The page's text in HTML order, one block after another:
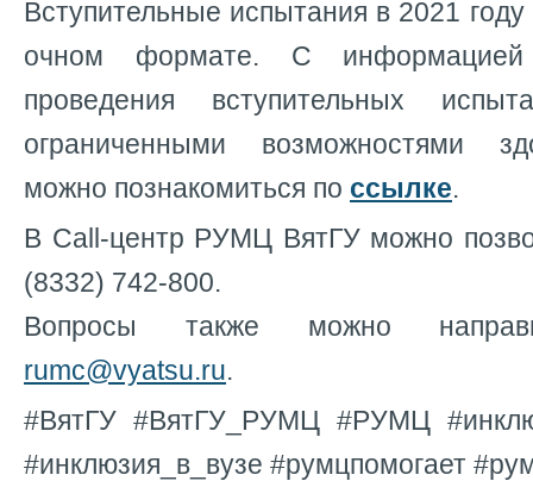
Вступительные испытания в 2021 году
очном формате. С информацией
проведения вступительных
ограниченными возможностями
можно познакомиться по ссылке.
В Cаll-центр РУМЦ ВятГУ можно
(8332) 742-800.
Вопросы также можно
rumc@vyatsu.ru.
#ВятГУ #ВятГУ_РУМЦ #РУМЦ
#инклюзия_в_вузе #румцпомогает